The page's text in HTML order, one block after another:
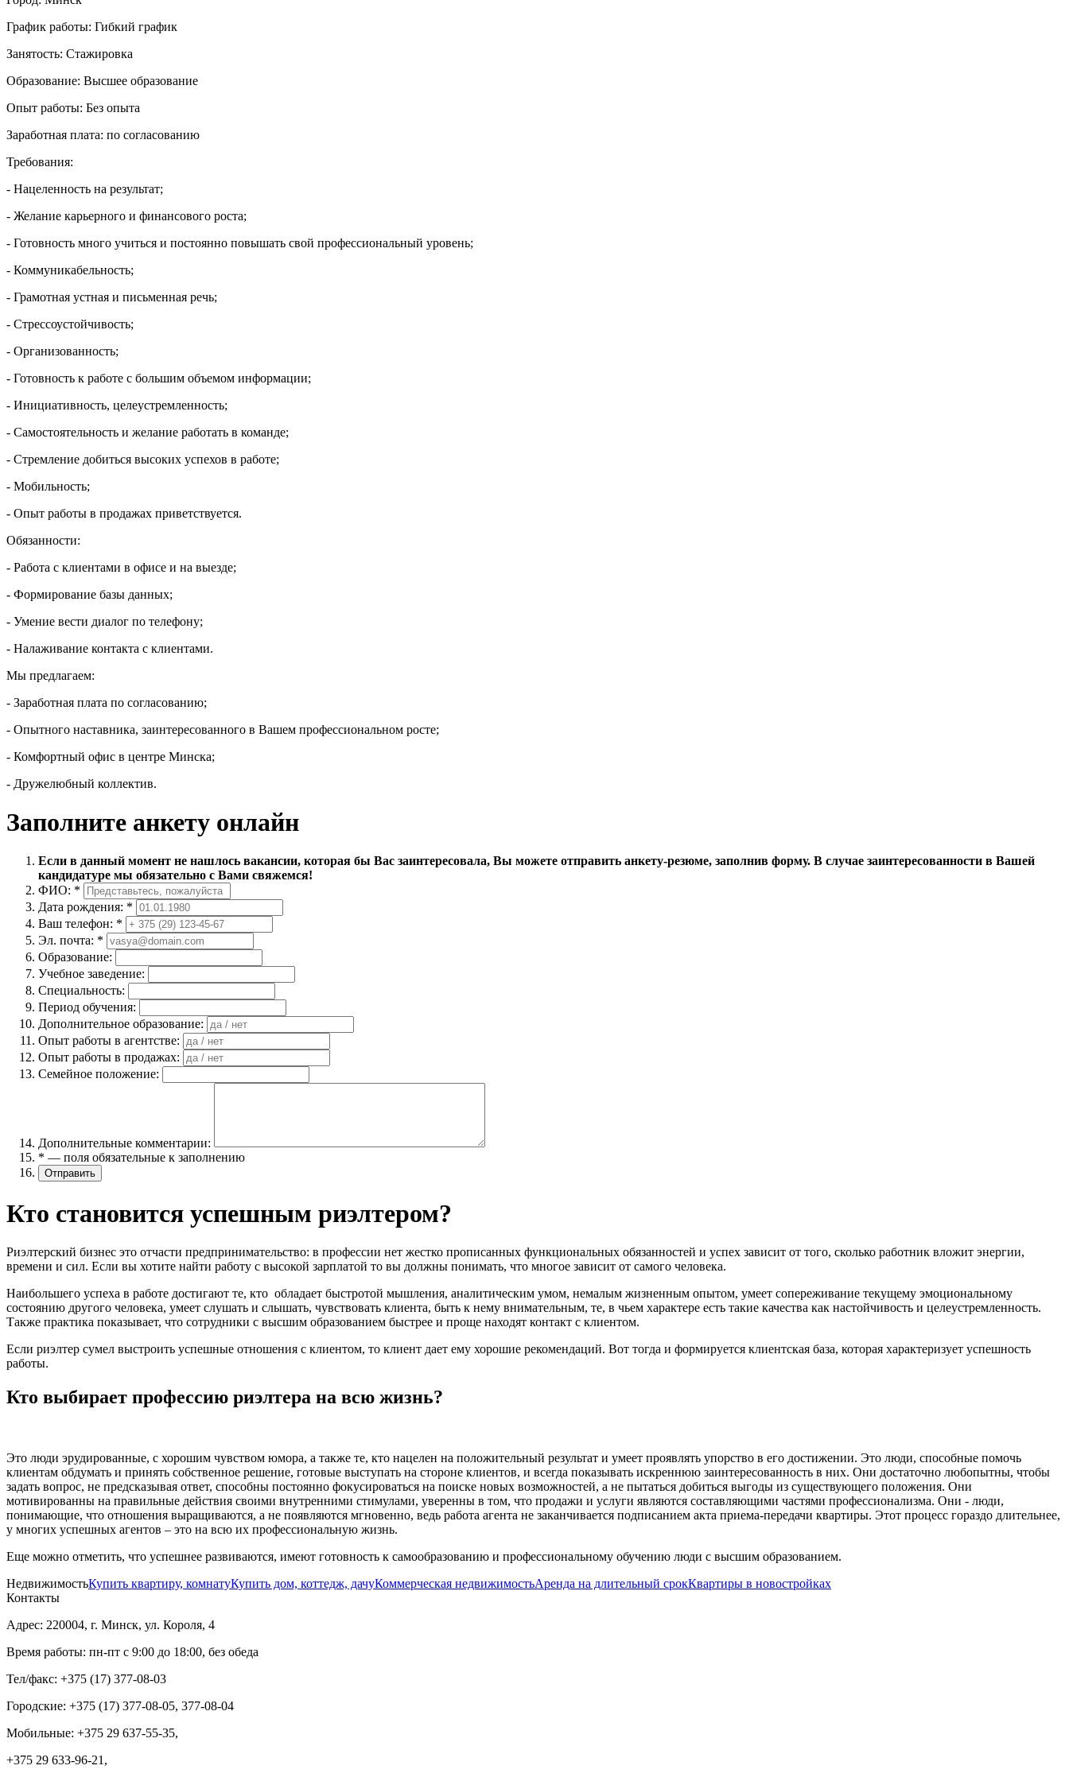
График работы: Гибкий график
Занятость: Стажировка
Образование: Высшее образование
Опыт работы: Без опыта
Заработная плата: по согласованию
Требования:
- Нацеленность на результат;
- Желание карьерного и финансового роста;
- Готовность много учиться и постоянно повышать свой профессиональный уровень;
- Коммуникабельность;
- Грамотная устная и письменная речь;
- Стрессоустойчивость;
- Организованность;
- Готовность к работе с большим объемом информации;
- Инициативность, целеустремленность;
- Самостоятельность и желание работать в команде;
- Стремление добиться высоких успехов в работе;
- Мобильность;
- Опыт работы в продажах приветствуется.
Обязанности:
- Работа с клиентами в офисе и на выезде;
- Формирование базы данных;
- Умение вести диалог по телефону;
- Налаживание контакта с клиентами.
Мы предлагаем:
- Заработная плата по согласованию;
- Опытного наставника, заинтересованного в Вашем профессиональном росте;
- Комфортный офис в центре Минска;
- Дружелюбный коллектив.
Заполните анкету онлайн
Если в данный момент не нашлось вакансии, которая бы Вас заинтересовала, Вы можете отправить анкету-резюме, заполнив форму. В случае заинтересованности в Вашей
кандидатуре мы обязательно с Вами свяжемся!
ФИО: *
Дата рождения: *
Ваш телефон: *
Эл. почта: *
Образование:
Учебное заведение:
Специальность:
Период обучения:
Дополнительное образование:
Опыт работы в агентстве:
Опыт работы в продажах:
Семейное положение:
Дополнительные комментарии:
* — поля обязательные к заполнению
Кто становится успешным риэлтером?
Риэлтерский бизнес это отчасти предпринимательство: в профессии нет жестко прописанных функциональных обязанностей и успех зависит от того, сколько работник вложит энергии,
времени и сил. Если вы хотите найти работу с высокой зарплатой то вы должны понимать, что многое зависит от самого человека.
Наибольшего успеха в работе достигают те, кто обладает быстротой мышления, аналитическим умом, немалым жизненным опытом, умеет сопереживание текущему эмоциональному
состоянию другого человека, умеет слушать и слышать, чувствовать клиента, быть к нему внимательным, те, в чьем характере есть такие качества как настойчивость и целеустремленность.
Также практика показывает, что сотрудники с высшим образованием быстрее и проще находят контакт с клиентом.
Если риэлтер сумел выстроить успешные отношения с клиентом, то клиент дает ему хорошие рекомендаций. Вот тогда и формируется клиентская база, которая характеризует успешность
работы.
Кто выбирает профессию риэлтера на всю жизнь?
Это люди эрудированные, с хорошим чувством юмора, а также те, кто нацелен на положительный результат и умеет проявлять упорство в его достижении. Это люди, способные помочь
клиентам обдумать и принять собственное решение, готовые выступать на стороне клиентов, и всегда показывать искреннюю заинтересованность в них. Они достаточно любопытны, чтобы
задать вопрос, не предсказывая ответ, способны постоянно фокусироваться на поиске новых возможностей, а не пытаться добиться выгоды из существующего положения. Они
мотивированны на правильные действия своими внутренними стимулами, уверенны в том, что продажи и услуги являются составляющими частями профессионализма. Они - люди,
понимающие, что отношения выращиваются, а не появляются мгновенно, ведь работа агента не заканчивается подписанием акта приема-передачи квартиры. Этот процесс гораздо длительнее,
у многих успешных агентов – это на всю их профессиональную жизнь.
Еще можно отметить, что успешнее развиваются, имеют готовность к самообразованию и профессиональному обучению люди с высшим образованием.
НедвижимостьКупить квартиру, комнатуКупить дом, коттедж, дачуКоммерческая недвижимостьАренда на длительный срокКвартиры в новостройках
Контакты
Адрес: 220004, г. Минск, ул. Короля, 4
Время работы: пн-пт с 9:00 до 18:00, без обеда
Тел/факс: +375 (17) 377-08-03
Городские: +375 (17) 377-08-05, 377-08-04
Мобильные: +375 29 637-55-35,
+375 29 633-96-21,